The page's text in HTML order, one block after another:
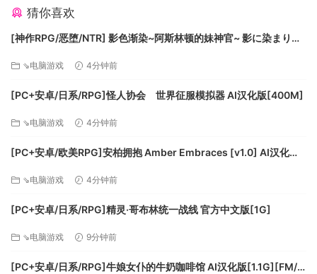
猜你喜欢
[神作RPG/恶堕/NTR] 影色渐染~阿斯林顿的妹神官~ 影に染まりゆ
档 [PC+安卓]+joi黑条补丁 [补丁]
⇘电脑游戏 4分钟前
[PC+安卓/日系/RPG]怪人协会 世界征服模拟器 AI汉化版[400M]
⇘电脑游戏 4分钟前
[PC+安卓/欧美RPG]安柏拥抱 Amber Embraces [v1.0] AI汉化版
⇘电脑游戏 4分钟前
[PC+安卓/日系/RPG]精灵·哥布林统一战线 官方中文版[1G]
⇘电脑游戏 9分钟前
[PC+安卓/日系/RPG]牛娘女仆的牛奶咖啡馆 AI汉化版[1.1G][FM/